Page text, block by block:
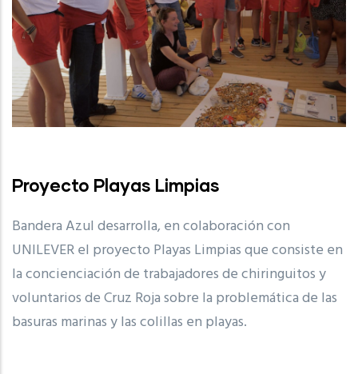
Proyecto Playas Limpias
Bandera Azul desarrolla, en colaboración con
UNILEVER el proyecto Playas Limpias que consiste en
la concienciación de trabajadores de chiringuitos y
voluntarios de Cruz Roja sobre la problemática de las
basuras marinas y las colillas en playas.